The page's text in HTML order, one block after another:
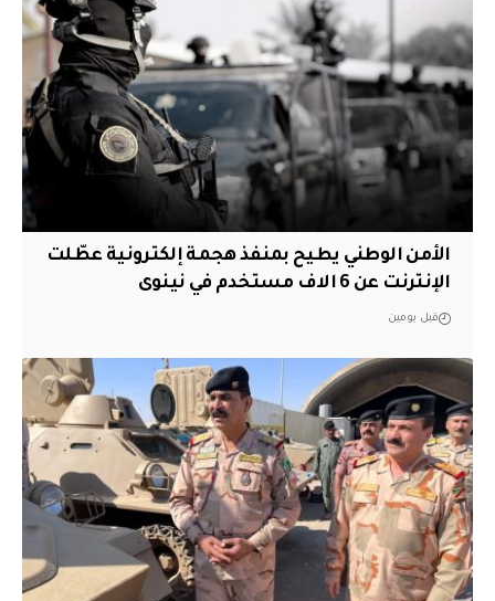
الأمن الوطني يطيح بمنفذ هجمة إلكترونية عطّلت
الإنترنت عن 6 الاف مستخدم في نينوى
قبل يومين